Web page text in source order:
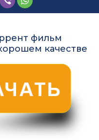
фильм
качестве